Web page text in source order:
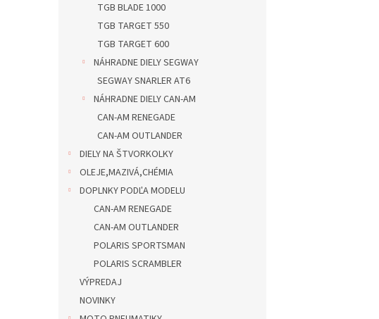
TGB BLADE 1000
TGB TARGET 550
TGB TARGET 600
NÁHRADNE DIELY SEGWAY
SEGWAY SNARLER AT6
NÁHRADNE DIELY CAN-AM
CAN-AM RENEGADE
CAN-AM OUTLANDER
DIELY NA ŠTVORKOLKY
OLEJE,MAZIVÁ,CHÉMIA
DOPLNKY PODĽA MODELU
CAN-AM RENEGADE
CAN-AM OUTLANDER
POLARIS SPORTSMAN
POLARIS SCRAMBLER
VÝPREDAJ
NOVINKY